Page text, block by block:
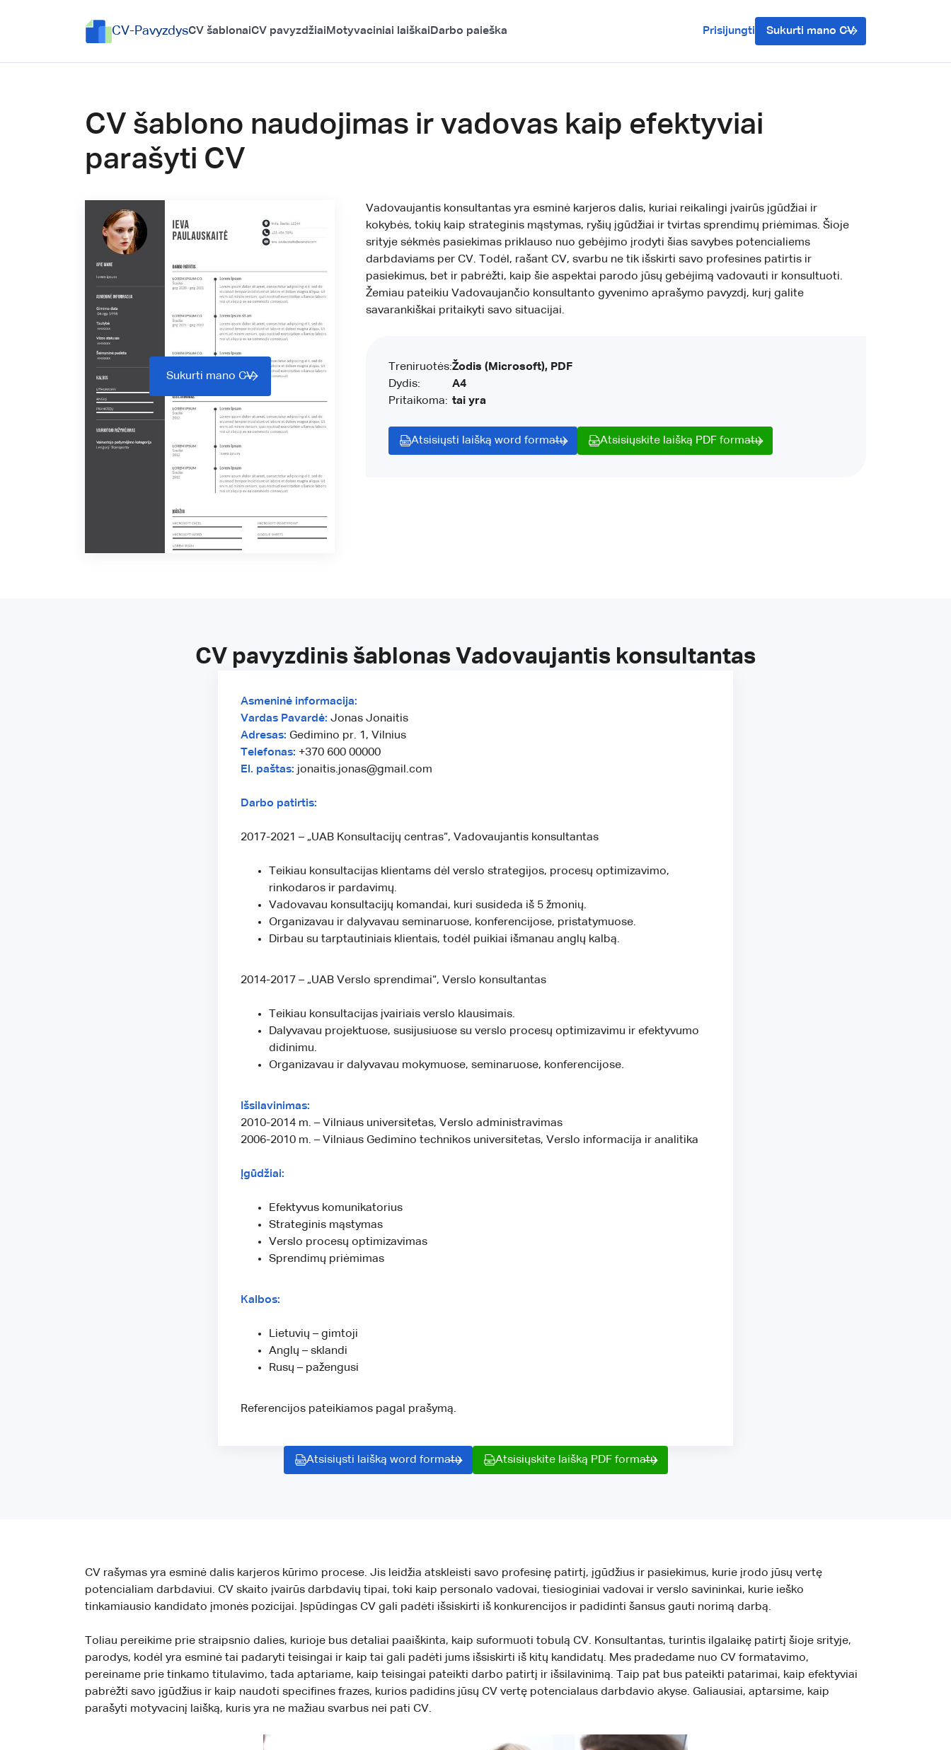
CV-PavyzdysCV šablonaiCV pavyzdžiai Motyvaciniai laiškai Darbo paieška Prisijungti Sukurti mano CV
CV šablono naudojimas ir vadovas kaip efektyviai
parašyti CV
Sukurti mano CV
Vadovaujantis konsultantas yra esminė karjeros dalis, kuriai reikalingi įvairūs įgūdžiai ir
kokybės, tokių kaip strateginis mąstymas, ryšių įgūdžiai ir tvirtas sprendimų priėmimas. Šioje
srityje sėkmės pasiekimas priklauso nuo gebėjimo įrodyti šias savybes potencialiems
darbdaviams per CV. Todėl, rašant CV, svarbu ne tik išskirti savo profesines patirtis ir
pasiekimus, bet ir pabrėžti, kaip šie aspektai parodo jūsų gebėjimą vadovauti ir konsultuoti.
Žemiau pateikiu Vadovaujančio konsultanto gyvenimo aprašymo pavyzdį, kurį galite
savarankiškai pritaikyti savo situacijai.
Treniruotės:
Dydis:
Pritaikoma:
Žodis (Microsoft), PDF
A4
tai yra
Atsisiųsti laišką word formatu Atsisiųskite laišką PDF formatu
CV pavyzdinis šablonas Vadovaujantis konsultantas
Asmeninė informacija:
Vardas Pavardė: Jonas Jonaitis
Adresas: Gedimino pr. 1, Vilnius
Telefonas: +370 600 00000
El. paštas: jonaitis.jonas@gmail.com
Darbo patirtis:
2017-2021 – „UAB Konsultacijų centras“, Vadovaujantis konsultantas
Teikiau konsultacijas klientams dėl verslo strategijos, procesų optimizavimo,
rinkodaros ir pardavimų.
Vadovavau konsultacijų komandai, kuri susideda iš 5 žmonių.
Organizavau ir dalyvavau seminaruose, konferencijose, pristatymuose.
Dirbau su tarptautiniais klientais, todėl puikiai išmanau anglų kalbą.
2014-2017 – „UAB Verslo sprendimai“, Verslo konsultantas
Teikiau konsultacijas įvairiais verslo klausimais.
Dalyvavau projektuose, susijusiuose su verslo procesų optimizavimu ir efektyvumo
didinimu.
Organizavau ir dalyvavau mokymuose, seminaruose, konferencijose.
Išsilavinimas:
2010-2014 m. – Vilniaus universitetas, Verslo administravimas
2006-2010 m. – Vilniaus Gedimino technikos universitetas, Verslo informacija ir analitika
Įgūdžiai:
Efektyvus komunikatorius
Strateginis mąstymas
Verslo procesų optimizavimas
Sprendimų priėmimas
Kalbos:
Lietuvių – gimtoji
Anglų – sklandi
Rusų – pažengusi
Referencijos pateikiamos pagal prašymą.
Atsisiųsti laišką word formatu Atsisiųskite laišką PDF formatu
CV rašymas yra esminė dalis karjeros kūrimo procese. Jis leidžia atskleisti savo profesinę patirtį, įgūdžius ir pasiekimus, kurie įrodo jūsų vertę
potencialiam darbdaviui. CV skaito įvairūs darbdavių tipai, toki kaip personalo vadovai, tiesioginiai vadovai ir verslo savininkai, kurie ieško
tinkamiausio kandidato įmonės pozicijai. Įspūdingas CV gali padėti išsiskirti iš konkurencijos ir padidinti šansus gauti norimą darbą.
Toliau pereikime prie straipsnio dalies, kurioje bus detaliai paaiškinta, kaip suformuoti tobulą CV. Konsultantas, turintis ilgalaikę patirtį šioje srityje,
parodys, kodėl yra esminė tai padaryti teisingai ir kaip tai gali padėti jums išsiskirti iš kitų kandidatų. Mes pradedame nuo CV formatavimo,
pereiname prie tinkamo titulavimo, tada aptariame, kaip teisingai pateikti darbo patirtį ir išsilavinimą. Taip pat bus pateikti patarimai, kaip efektyviai
pabrėžti savo įgūdžius ir kaip naudoti specifines frazes, kurios padidins jūsų CV vertę potencialaus darbdavio akyse. Galiausiai, aptarsime, kaip
parašyti motyvacinį laišką, kuris yra ne mažiau svarbus nei pati CV.